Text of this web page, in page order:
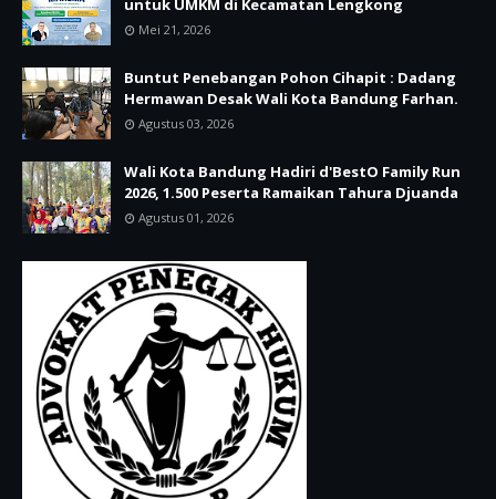
Mei 21, 2026
Buntut Penebangan Pohon Cihapit : Dadang
Hermawan Desak Wali Kota Bandung Farhan.
Agustus 03, 2026
Wali Kota Bandung Hadiri d'BestO Family Run
2026, 1.500 Peserta Ramaikan Tahura Djuanda
Agustus 01, 2026